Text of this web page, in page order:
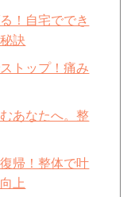
！自宅ででき
訣
トップ！痛み
あなたへ。整
帰！整体で叶
上